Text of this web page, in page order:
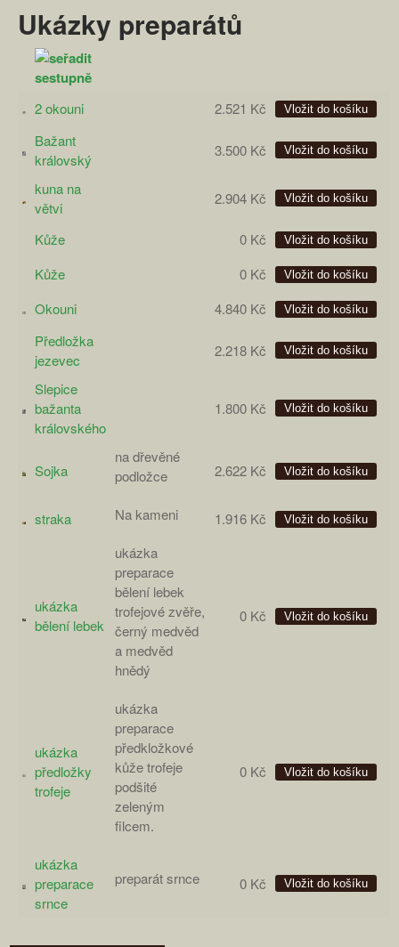
Ukázky preparátů
2 okouni
2.521 Kč
Bažant
královský
3.500 Kč
kuna na
větvi
2.904 Kč
Kůže
0 Kč
Kůže
0 Kč
Okouni
4.840 Kč
Předložka
jezevec
2.218 Kč
Slepice
bažanta
královského
1.800 Kč
Sojka
na dřevěné
podložce
2.622 Kč
straka Na kameni 1.916 Kč
ukázka
bělení lebek
ukázka
preparace
bělení lebek
trofejové zvěře,
černý medvěd
a medvěd
hnědý
0 Kč
ukázka
předložky
trofeje
ukázka
preparace
předkložkové
kůže trofeje
podšité
zeleným
filcem.
0 Kč
ukázka
preparace
srnce
preparát srnce 0 Kč